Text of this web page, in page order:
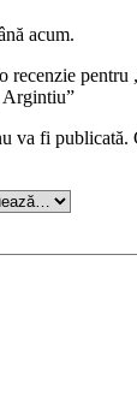
acum.
recenzie
Argintiu”
va fi publicată.